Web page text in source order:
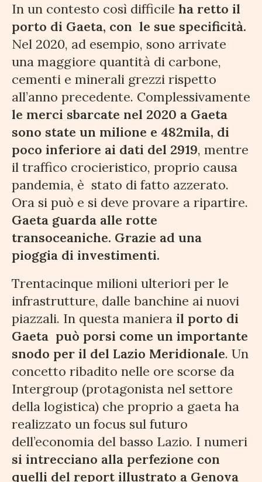
In un contesto così difficile ha retto il
porto di Gaeta, con le sue specificità.
Nel 2020, ad esempio, sono arrivate
una maggiore quantità di carbone,
cementi e minerali grezzi rispetto
all’anno precedente. Complessivamente
le merci sbarcate nel 2020 a Gaeta
sono state un milione e 482mila, di
poco inferiore ai dati del 2919, mentre
il traffico crocieristico, proprio causa
pandemia, è stato di fatto azzerato.
Ora si può e si deve provare a ripartire.
Gaeta guarda alle rotte
transoceaniche. Grazie ad una
pioggia di investimenti.
Trentacinque milioni ulteriori per le
infrastrutture, dalle banchine ai nuovi
piazzali. In questa maniera il porto di
Gaeta può porsi come un importante
snodo per il del Lazio Meridionale. Un
concetto ribadito nelle ore scorse da
Intergroup (protagonista nel settore
della logistica) che proprio a gaeta ha
realizzato un focus sul futuro
dell’economia del basso Lazio. I numeri
si intrecciano alla perfezione con
quelli del report illustrato a Genova